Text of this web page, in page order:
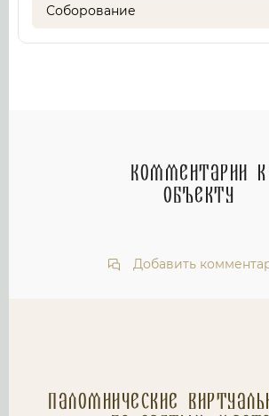
Соборование
Комментарии к
объекту
Добавить
Паломнические